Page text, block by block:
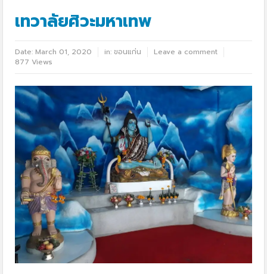
เทวาลัยศิวะมหาเทพ
Date: March 01, 2020 in:ขอนแก่น
Leave a comment
877 Views